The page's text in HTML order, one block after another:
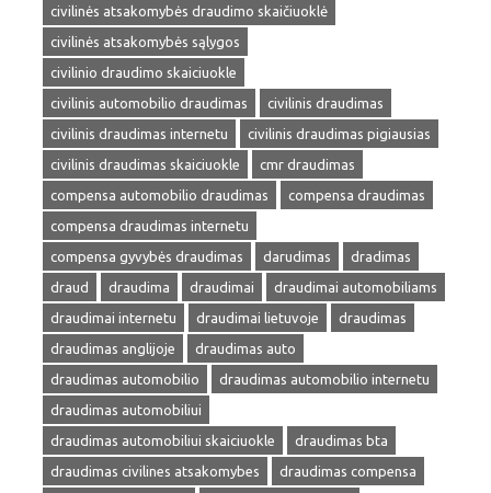
civilinės atsakomybės draudimo skaičiuoklė
civilinės atsakomybės sąlygos
civilinio draudimo skaiciuokle
civilinis automobilio draudimas
civilinis draudimas
civilinis draudimas internetu
civilinis draudimas pigiausias
civilinis draudimas skaiciuokle
cmr draudimas
compensa automobilio draudimas
compensa draudimas
compensa draudimas internetu
compensa gyvybės draudimas
darudimas
dradimas
draud
draudima draudimai
draudimai automobiliams
draudimai internetu
draudimai lietuvoje
draudimas
draudimas anglijoje
draudimas auto
draudimas automobilio
draudimas automobilio internetu
draudimas automobiliui
draudimas automobiliui skaiciuokle
draudimas bta
draudimas civilines atsakomybes
draudimas compensa